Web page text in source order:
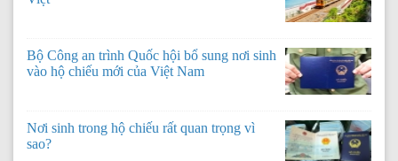
Bộ Công an trình Quốc hội bổ sung nơi sinh
vào hộ chiếu mới của Việt Nam
Nơi sinh trong hộ chiếu rất quan trọng vì
sao?